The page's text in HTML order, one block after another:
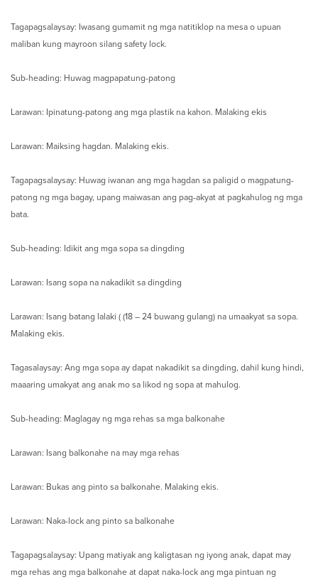
Tagapagsalaysay: Iwasang gumamit ng mga natitiklop na mesa o upuan
maliban kung mayroon silang safety lock.
Sub-heading: Huwag magpapatung-patong
Larawan: Ipinatung-patong ang mga plastik na kahon. Malaking ekis
Larawan: Maiksing hagdan. Malaking ekis.
Tagapagsalaysay: Huwag iwanan ang mga hagdan sa paligid o magpatung-
patong ng mga bagay, upang maiwasan ang pag-akyat at pagkahulog ng mga
bata.
Sub-heading: Idikit ang mga sopa sa dingding
Larawan: Isang sopa na nakadikit sa dingding
Larawan: Isang batang lalaki ( (18 – 24 buwang gulang) na umaakyat sa sopa.
Malaking ekis.
Tagasalaysay: Ang mga sopa ay dapat nakadikit sa dingding, dahil kung hindi,
maaaring umakyat ang anak mo sa likod ng sopa at mahulog.
Sub-heading: Maglagay ng mga rehas sa mga balkonahe
Larawan: Isang balkonahe na may mga rehas
Larawan: Bukas ang pinto sa balkonahe. Malaking ekis.
Larawan: Naka-lock ang pinto sa balkonahe
Tagapagsalaysay: Upang matiyak ang kaligtasan ng iyong anak, dapat may
mga rehas ang mga balkonahe at dapat naka-lock ang mga pintuan ng